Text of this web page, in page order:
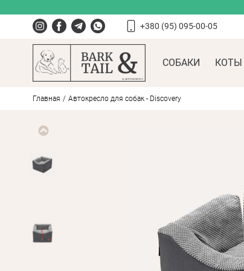
+380 (95) 095-00-05
СОБАКИ КОТЫ
Главная Автокресло для собак - Discovery